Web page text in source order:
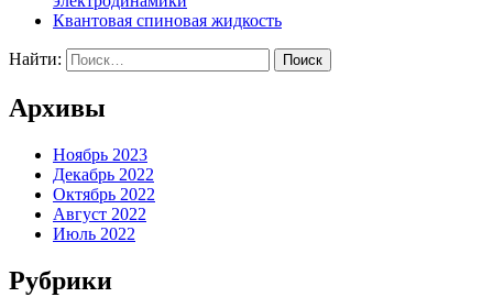
Квантовая спиновая жидкость
Найти:
Архивы
Ноябрь 2023
Декабрь 2022
Октябрь 2022
Август 2022
Июль 2022
Рубрики